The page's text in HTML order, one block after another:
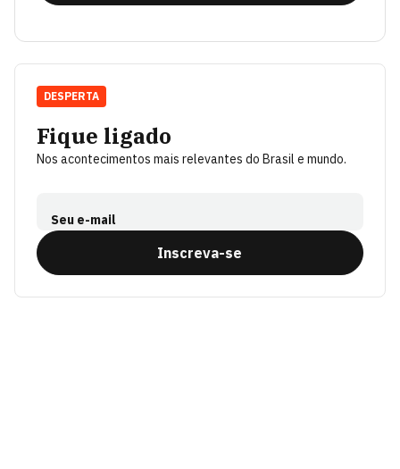
Fique ligado
Nos acontecimentos mais relevantes do Brasil e mundo.
Seu e-mail
Inscreva-se
DESPERTA